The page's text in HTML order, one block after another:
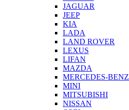
JAGUAR
JEEP
KIA
LADA
LAND ROVER
LEXUS
LIFAN
MAZDA
MERCEDES-BENZ
MINI
MITSUBISHI
NISSAN